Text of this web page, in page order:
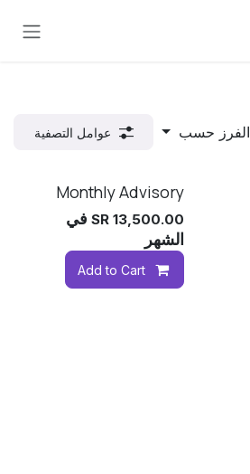
الفرز حسب عوامل التصفية
Monthly Advisory
13,500.00
SR
في
الشهر
Add to Cart